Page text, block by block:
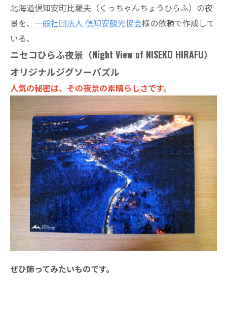
北海道倶知安町比羅夫（くっちゃんちょうひらふ）の夜
景を、 一般社団法人 倶知安観光協会様の依頼で作成して
いる、
ニセコひらふ夜景（Night View of NISEKO HIRAFU）
オリジナルジグソーパズル
人気の秘密は、その夜景の素晴らしさです。
ぜひ飾ってみたいものです。